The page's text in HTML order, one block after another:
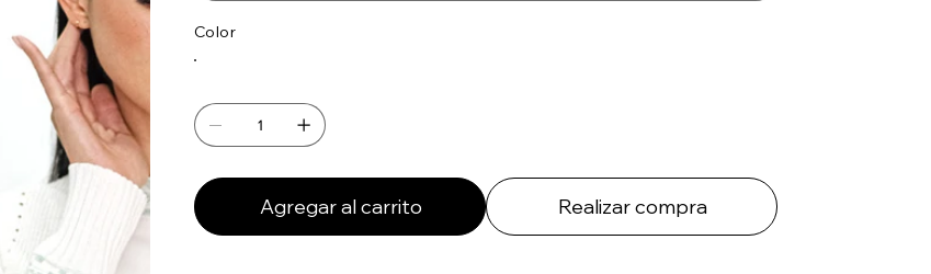
Color
Agregar al carrito Realizar compra